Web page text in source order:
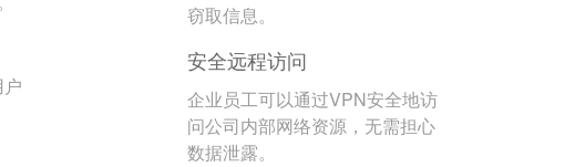
窃取信息。
安全远程访问
企业员工可以通过VPN安全地访
问公司内部网络资源，无需担心
数据泄露。